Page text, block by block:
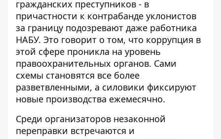
гражданских преступников - в
причастности к контрабанде уклонистов
за границу подозревают даже работника
НАБУ. Это говорит о том, что коррупция в
этой сфере проникла на уровень
правоохранительных органов. Сами
схемы становятся все более
разветвленными, а силовики фиксируют
новые производства ежемесячно.
Среди организаторов незаконной
переправки встречаются и